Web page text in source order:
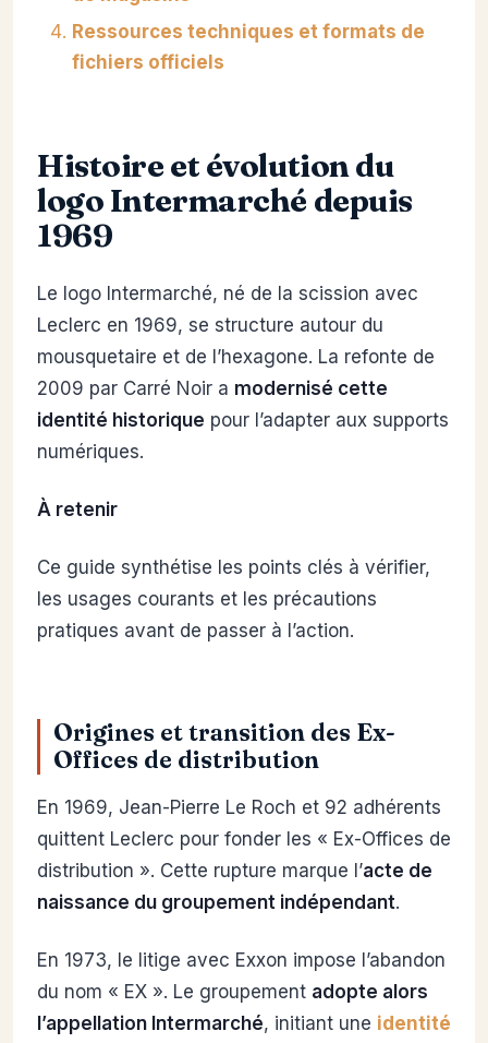
Ressources techniques et formats de
fichiers officiels
Histoire et évolution du
logo Intermarché depuis
1969
Le logo Intermarché, né de la scission avec
Leclerc en 1969, se structure autour du
mousquetaire et de l’hexagone. La refonte de
2009 par Carré Noir a modernisé cette
identité historique pour l’adapter aux supports
numériques.
À retenir
Ce guide synthétise les points clés à vérifier,
les usages courants et les précautions
pratiques avant de passer à l’action.
Origines et transition des Ex-
Offices de distribution
En 1969, Jean-Pierre Le Roch et 92 adhérents
quittent Leclerc pour fonder les « Ex-Offices de
distribution ». Cette rupture marque l’acte de
naissance du groupement indépendant.
En 1973, le litige avec Exxon impose l’abandon
du nom « EX ». Le groupement adopte alors
l’appellation Intermarché, initiant une identité